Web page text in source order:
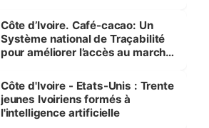
Côte d’Ivoire. Café-cacao: Un
Système national de Traçabilité
pour améliorer l’accès au marché
Côte d'Ivoire - Etats-Unis : Trente
jeunes Ivoiriens formés à
l'intelligence artificielle